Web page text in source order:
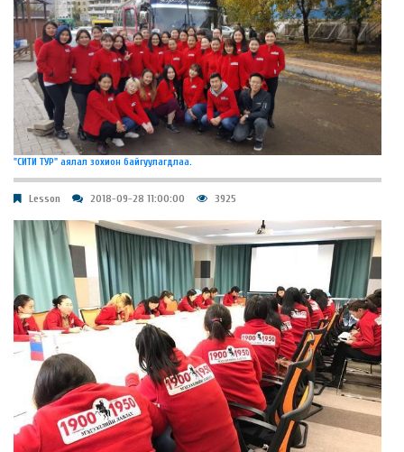
"СИТИ ТУР" аялал зохион байгуулагдлаа.
Lesson 2018-09-28 11:00:00 3925